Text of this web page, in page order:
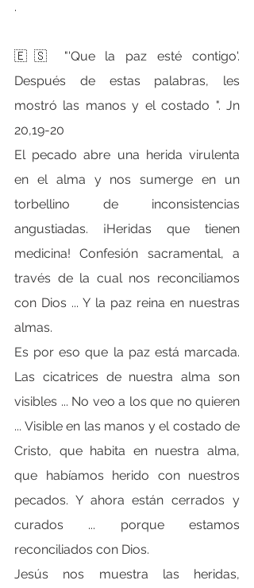
.
🇪🇸 "'Que la paz esté contigo'.
Después de estas palabras, les
mostró las manos y el costado ". Jn
20,19-20
El pecado abre una herida virulenta
en el alma y nos sumerge en un
torbellino de inconsistencias
angustiadas. ¡Heridas que tienen
medicina! Confesión sacramental, a
través de la cual nos reconciliamos
con Dios ... Y la paz reina en nuestras
almas.
Es por eso que la paz está marcada.
Las cicatrices de nuestra alma son
visibles ... No veo a los que no quieren
... Visible en las manos y el costado de
Cristo, que habita en nuestra alma,
que habíamos herido con nuestros
pecados. Y ahora están cerrados y
curados ... porque estamos
reconciliados con Dios.
Jesús nos muestra las heridas,